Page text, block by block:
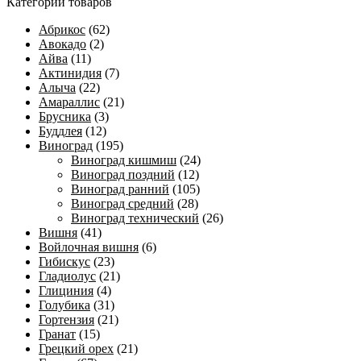
Абрикос (62)
Авокадо (2)
Айва (11)
Актинидия (7)
Алыча (22)
Амараллис (21)
Брусника (3)
Буддлея (12)
Виноград (195)
Виноград кишмиш (24)
Виноград поздний (12)
Виноград ранний (105)
Виноград средний (28)
Виноград технический (26)
Вишня (41)
Войлочная вишня (6)
Гибискус (23)
Гладиолус (21)
Глициния (4)
Голубика (31)
Гортензия (21)
Гранат (15)
Грецкий орех (21)